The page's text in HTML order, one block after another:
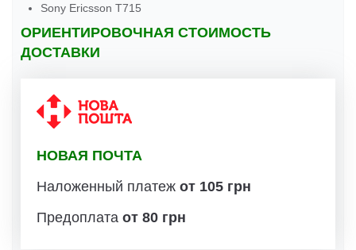
Sony Ericsson T715
ОРИЕНТИРОВОЧНАЯ СТОИМОСТЬ
ДОСТАВКИ
НОВАЯ ПОЧТА
Наложенный платеж от 105 грн
Предоплата от 80 грн